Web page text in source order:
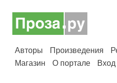
Авторы Произведения
Магазин
О портале Вход